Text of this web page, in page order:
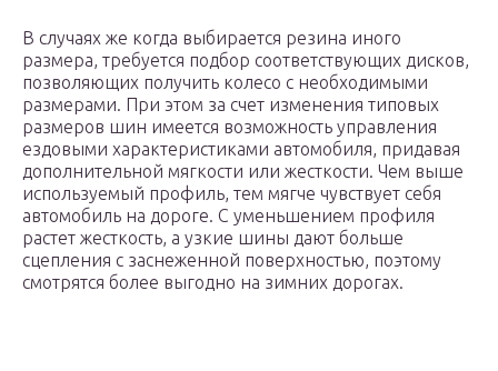
В случаях же когда выбирается резина иного
размера, требуется подбор соответствующих дисков,
позволяющих получить колесо с необходимыми
размерами. При этом за счет изменения типовых
размеров шин имеется возможность управления
ездовыми характеристиками автомобиля, придавая
дополнительной мягкости или жесткости. Чем выше
используемый профиль, тем мягче чувствует себя
автомобиль на дороге. С уменьшением профиля
растет жесткость, а узкие шины дают больше
сцепления с заснеженной поверхностью, поэтому
смотрятся более выгодно на зимних дорогах.